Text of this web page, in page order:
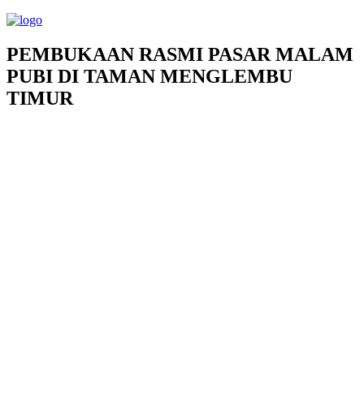
PEMBUKAAN RASMI PASAR MALAM
PUBI DI TAMAN MENGLEMBU
TIMUR